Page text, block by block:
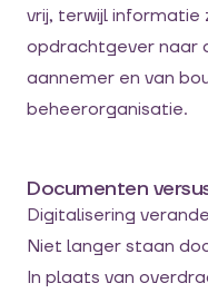
vrij, terwijl informatie
opdrachtgever naar
aannemer en van
beheerorganisatie.
Documenten
Digitalisering
Niet langer staan
In plaats van